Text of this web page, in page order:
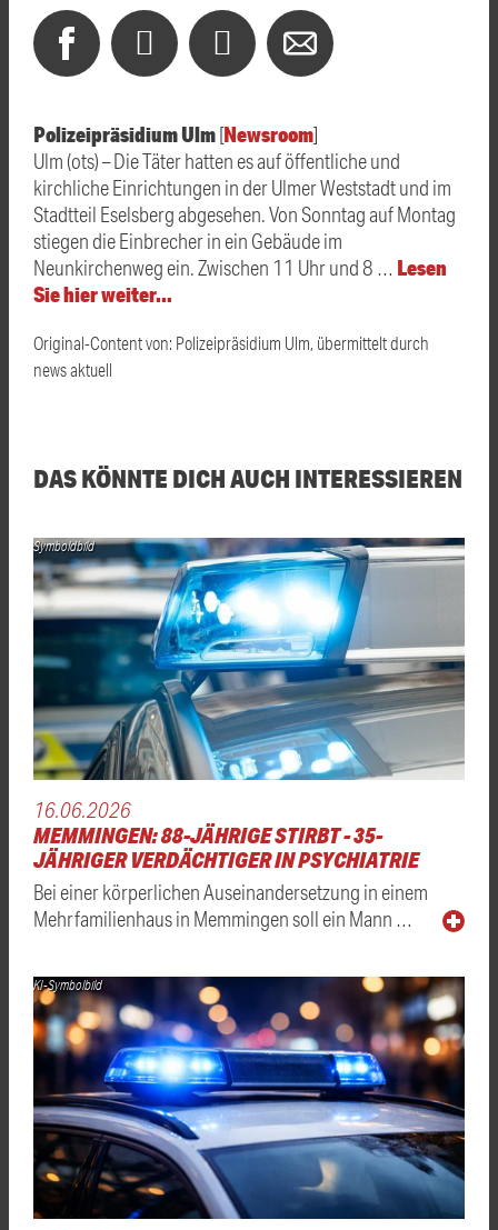
Polizeipräsidium Ulm[Newsroom]
Ulm (ots) – Die Täter hatten es auf öffentliche und
kirchliche Einrichtungen in der Ulmer Weststadt und im
Stadtteil Eselsberg abgesehen. Von Sonntag auf Montag
stiegen die Einbrecher in ein Gebäude im
Neunkirchenweg ein. Zwischen 11 Uhr und 8 … Lesen
Sie hier weiter…
Original-Content von: Polizeipräsidium Ulm, übermittelt durch
news aktuell
DAS KÖNNTE DICH AUCH INTERESSIEREN
Symboldbild
16.06.2026
MEMMINGEN: 88-JÄHRIGE STIRBT - 35-
JÄHRIGER VERDÄCHTIGER IN PSYCHIATRIE
Bei einer körperlichen Auseinandersetzung in einem
Mehrfamilienhaus in Memmingen soll ein Mann …
KI-Symbolbild